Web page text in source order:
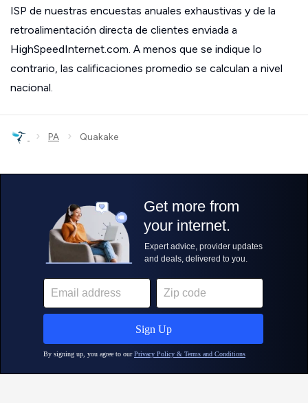
ISP de nuestras encuestas anuales exhaustivas y de la
retroalimentación directa de clientes enviada a
HighSpeedInternet.com. A menos que se indique lo
contrario, las calificaciones promedio se calculan a nivel
nacional.
› PA › Quakake